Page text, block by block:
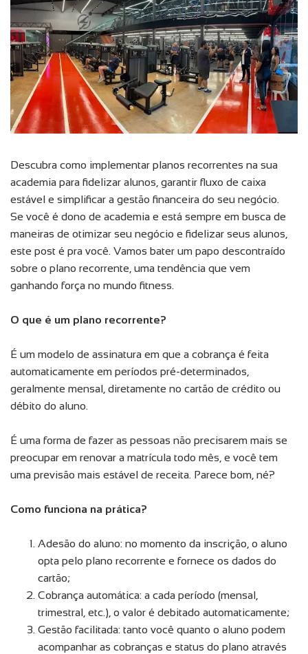
Descubra como implementar planos recorrentes na sua
academia para fidelizar alunos, garantir fluxo de caixa
estável e simplificar a gestão financeira do seu negócio.
Se você é dono de academia e está sempre em busca de
maneiras de otimizar seu negócio e fidelizar seus alunos,
este post é pra você. Vamos bater um papo descontraído
sobre o plano recorrente, uma tendência que vem
ganhando força no mundo fitness.
O que é um plano recorrente?
É um modelo de assinatura em que a cobrança é feita
automaticamente em períodos pré-determinados,
geralmente mensal, diretamente no cartão de crédito ou
débito do aluno.
É uma forma de fazer as pessoas não precisarem mais se
preocupar em renovar a matrícula todo mês, e você tem
uma previsão mais estável de receita. Parece bom, né?
Como funciona na prática?
Adesão do aluno: no momento da inscrição, o aluno
opta pelo plano recorrente e fornece os dados do
cartão;
Cobrança automática: a cada período (mensal,
trimestral, etc.), o valor é debitado automaticamente;
Gestão facilitada: tanto você quanto o aluno podem
acompanhar as cobranças e status do plano através